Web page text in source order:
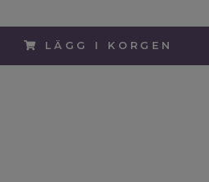
LÄGG I KORGEN